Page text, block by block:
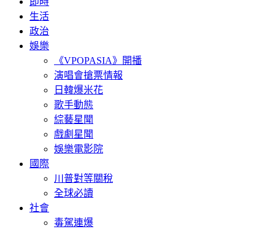
生活
政治
娛樂
《VPOPASIA》開播
演唱會搶票情報
日韓爆米花
歌手動態
綜藝星聞
戲劇星聞
娛樂電影院
國際
川普對等關稅
全球必讀
社會
毒駕連爆